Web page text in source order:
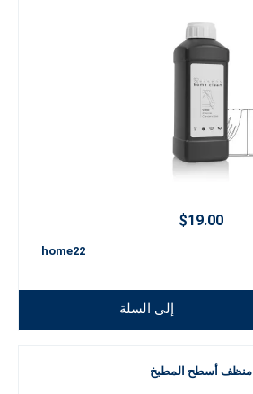
$19.00
home22
إلى السلة
منظف أسطح المطبخ